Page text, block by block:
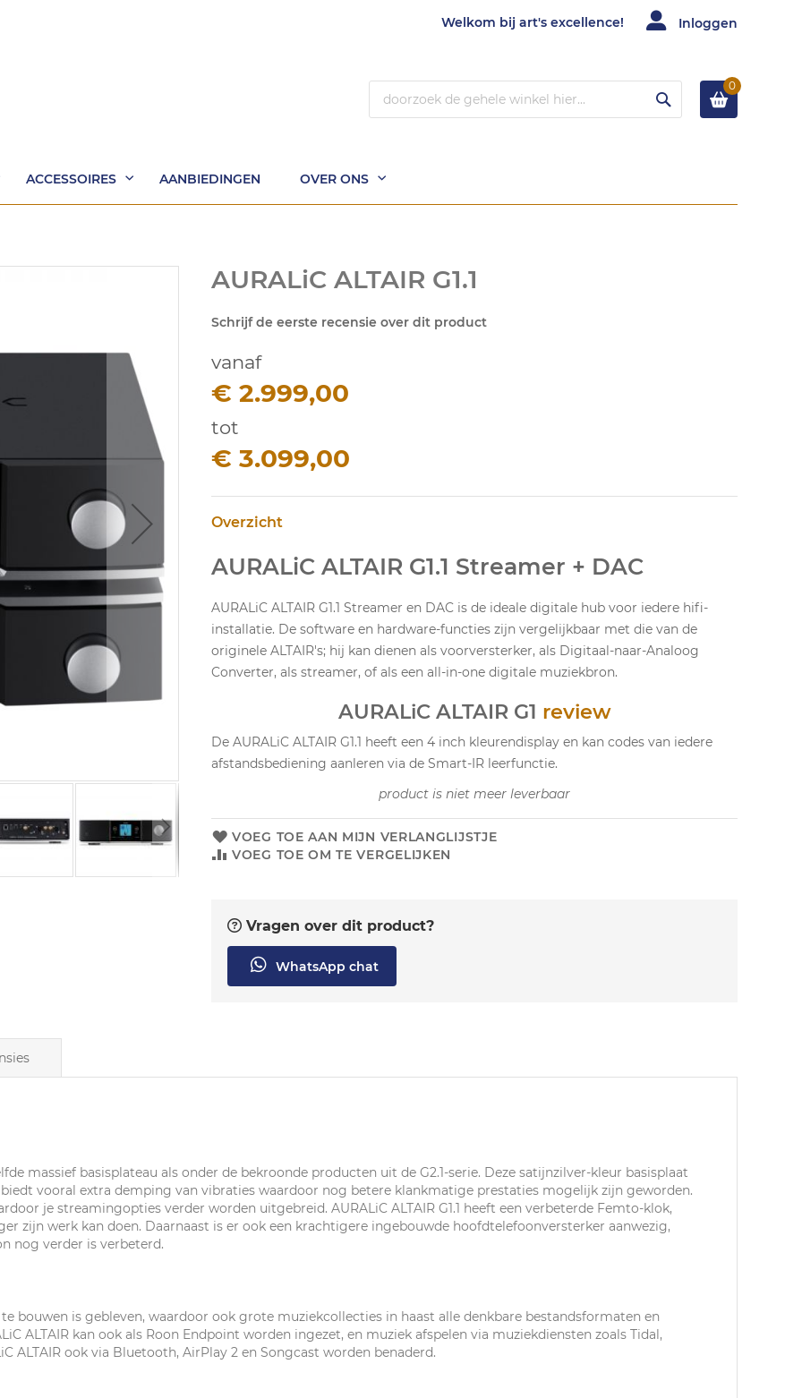
Welkom bij art's excellence! Inloggen
0
ACCESSOIRES AANBIEDINGEN OVER ONS
AURALiC ALTAIR G1.1
Schrijf de eerste recensie over dit product
vanaf
€ 2.999,00
tot
€ 3.099,00
Overzicht
AURALiC ALTAIR G1.1 Streamer + DAC
AURALiC ALTAIR G1.1 Streamer en DAC is de ideale digitale hub voor iedere hifi-
installatie. De software en hardware-functies zijn vergelijkbaar met die van de
originele ALTAIR's; hij kan dienen als voorversterker, als Digitaal-naar-Analoog
Converter, als streamer, of als een all-in-one digitale muziekbron.
AURALiC ALTAIR G1 review
De AURALiC ALTAIR G1.1 heeft een 4 inch kleurendisplay en kan codes van iedere
afstandsbediening aanleren via de Smart-IR leerfunctie.
product is niet meer leverbaar
VOEG TOE AAN MIJN VERLANGLIJSTJE
VOEG TOE OM TE VERGELIJKEN
Vragen over dit product?
WhatsApp chat
massief basisplateau als onder de bekroonde producten uit de G2.1-serie. Deze satijnzilver-kleur basisplaat
vooral extra demping van vibraties waardoor nog betere klankmatige prestaties mogelijk zijn geworden.
je streamingopties verder worden uitgebreid. AURALiC ALTAIR G1.1 heeft een verbeterde Femto-klok,
zijn werk kan doen. Daarnaast is er ook een krachtigere ingebouwde hoofdtelefoonversterker aanwezig,
nog verder is verbeterd.
bouwen is gebleven, waardoor ook grote muziekcollecties in haast alle denkbare bestandsformaten en
ALTAIR kan ook als Roon Endpoint worden ingezet, en muziek afspelen via muziekdiensten zoals Tidal,
ALTAIR ook via Bluetooth, AirPlay 2 en Songcast worden benaderd.